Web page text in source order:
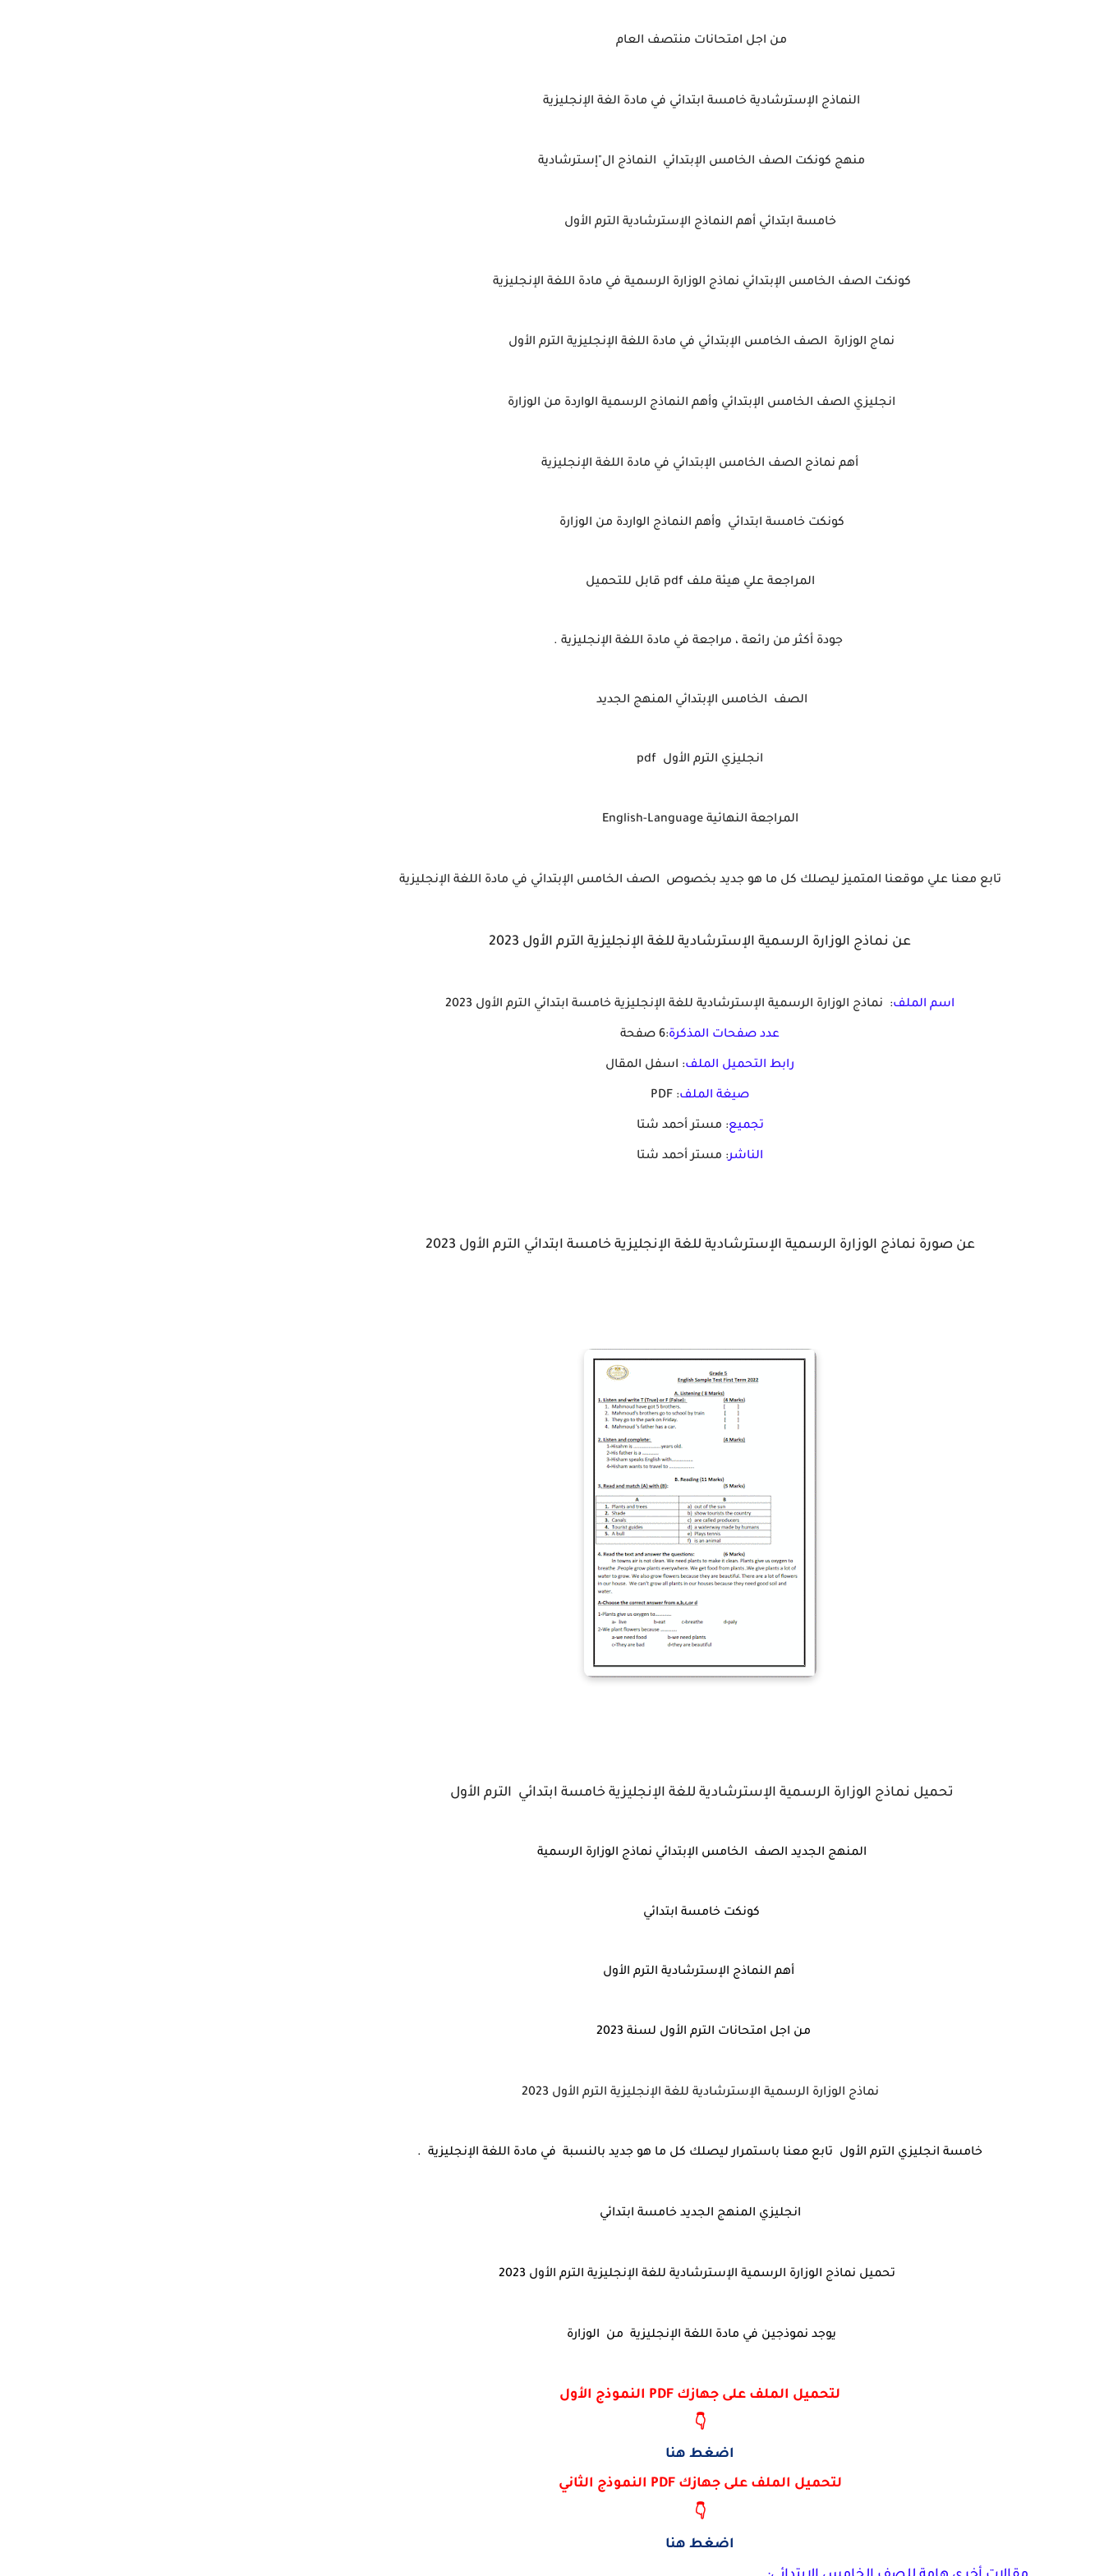
من اجل امتحانات منتصف العام
النماذج الإسترشادية خامسة ابتدائي في مادة الغة الإنجليزية
منهج كونكت الصف الخامس الإبتدائي النماذج ال"إسترشادية
خامسة ابتدائي أهم النماذج الإسترشادية الترم الأول
كونكت الصف الخامس الإبتدائي نماذج الوزارة الرسمية في مادة اللغة الإنجليزية
نماج الوزارة الصف الخامس الإبتدائي في مادة اللغة الإنجليزية الترم الأول
انجليزي الصف الخامس الإبتدائي وأهم النماذج الرسمية الواردة من الوزارة
أهم نماذج الصف الخامس الإبتدائي في مادة اللغة الإنجليزية
كونكت خامسة ابتدائي وأهم النماذج الواردة من الوزارة
المراجعة علي هيئة ملف
جودة أكثر من رائعة ، مراجعة في مادة اللغة الإنجليزية .
الصف الخامس الإبتدائي المنهج الجديد
انجليزي الترم الأول pdf
المراجعة النهائية English-Language
تابع معنا علي موقعنا المتميز ليصلك كل ما هو جديد بخصوص الصف الخامس الإبتدائي في مادة اللغة الإنجليزية
عن نماذج الوزارة الرسمية الإسترشادية للغة الإنجليزية الترم الأول 2023
اسم الملف: نماذج الوزارة الرسمية الإسترشادية للغة الإنجليزية خامسة ابتدائي الترم الأول 2023
عدد صفحات المذكرة:6 صفحة
رابط التحميل الملف: اسفل المقال
صيغة الملف: PDF
تجميع: مستر أحمد شتا
الناشر: مستر أحمد شتا
عن صورة نماذج الوزارة الرسمية الإسترشادية للغة الإنجليزية خامسة ابتدائي الترم الأول 2023
تحميل نماذج الوزارة الرسمية الإسترشادية للغة الإنجليزية خامسة ابتدائي الترم الأول
المنهج الجديد الصف الخامس الإبتدائي نماذج الوزارة الرسمية
كونكت خامسة ابتدائي
أهم النماذج الإسترشادية الترم الأول
من اجل امتحانات الترم الأول لسنة 2023
نماذج الوزارة الرسمية الإسترشادية للغة الإنجليزية الترم الأول 2023
خامسة انجليزي الترم الأول تابع معنا باستمرار ليصلك كل ما هو جديد بالنسبة في مادة اللغة الإنجليزية .
انجليزي المنهج الجديد خامسة ابتدائي
تحميل نماذج الوزارة الرسمية الإسترشادية للغة الإنجليزية الترم الأول 2023
يوجد نموذجين في مادة اللغة الإنجليزية من الوزارة
لتحميل الملف على جهازك PDF النموذج الأول
👇
اضغط هنا
لتحميل الملف على جهازك PDF النموذج الثاني
👇
اضغط هنا